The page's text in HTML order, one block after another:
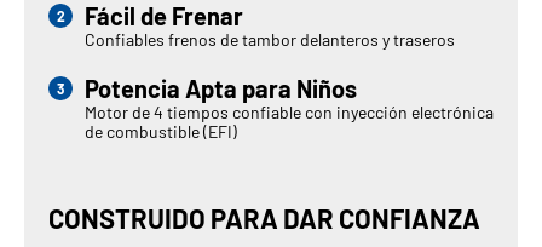
Fácil de Frenar
Confiables frenos de tambor delanteros y traseros
Potencia Apta para Niños
Motor de 4 tiempos confiable con inyección electrónica
de combustible (EFI)
CONSTRUIDO PARA DAR CONFIANZA